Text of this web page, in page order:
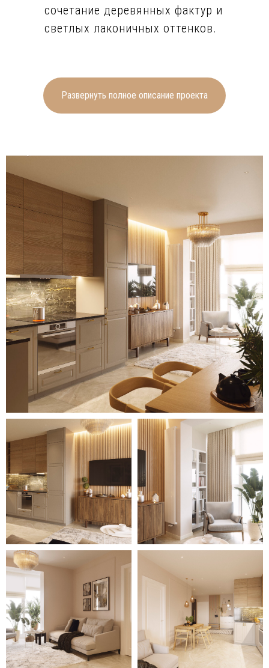
сочетание деревянных фактур и
светлых лаконичных оттенков.
кухни-гостиной гармонично
сочетаются с напольной
плиткой. Особенностью
рисунком и деревянными
рейками с вешалками для
верхней одежды, а также
контрастный для помещения
темный одежный шкаф.
В кухне-гостиной гармонично
сочетаются светлые оттенки и
деревянные элементы –
фасады мебели, кухонный стол.
Уют помещению обеспечивают
живые зеленые растения. В
ванной комнате использовано
сочетание бежевой и белой
плиток, а также стеклянные
поверхности для увеличения
пространства.
Детская отличается сочетанием
белых и серых тонов,
продуманностью обстановки,
оригинальным покрытием
стены с рисунками животных и
растений и наличием двух
крупных окон. В уютной
спальне с большой кроватью и
деревянными панелями над
Развернуть полное описание проекта